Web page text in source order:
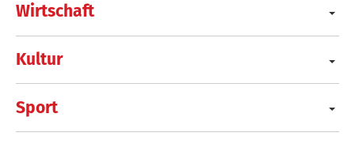
Wirtschaft
Kultur
Sport